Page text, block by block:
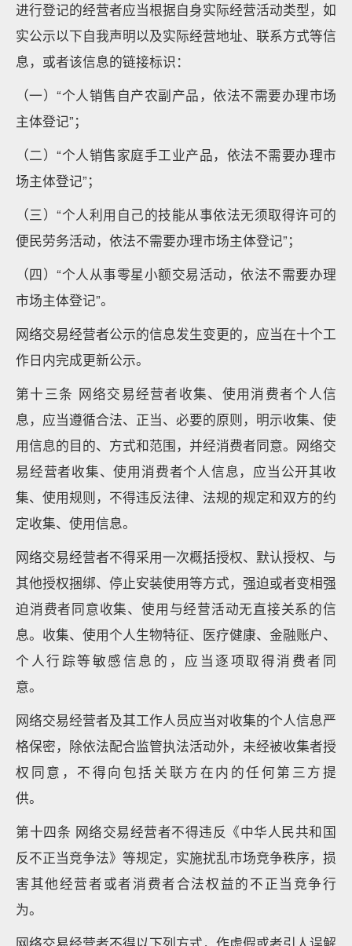
进行登记的经营者应当根据自身实际经营活动类型，如
实公示以下自我声明以及实际经营地址、联系方式等信
息，或者该信息的链接标识：
（一）“个人销售自产农副产品，依法不需要办理市场
主体登记”；
（二）“个人销售家庭手工业产品，依法不需要办理市
场主体登记”；
（三）“个人利用自己的技能从事依法无须取得许可的
便民劳务活动，依法不需要办理市场主体登记”；
（四）“个人从事零星小额交易活动，依法不需要办理
市场主体登记”。
网络交易经营者公示的信息发生变更的，应当在十个工
作日内完成更新公示。
第十三条 网络交易经营者收集、使用消费者个人信
息，应当遵循合法、正当、必要的原则，明示收集、使
用信息的目的、方式和范围，并经消费者同意。网络交
易经营者收集、使用消费者个人信息，应当公开其收
集、使用规则，不得违反法律、法规的规定和双方的约
定收集、使用信息。
网络交易经营者不得采用一次概括授权、默认授权、与
其他授权捆绑、停止安装使用等方式，强迫或者变相强
迫消费者同意收集、使用与经营活动无直接关系的信
息。收集、使用个人生物特征、医疗健康、金融账户、
个人行踪等敏感信息的，应当逐项取得消费者同
意。
网络交易经营者及其工作人员应当对收集的个人信息严
格保密，除依法配合监管执法活动外，未经被收集者授
权同意，不得向包括关联方在内的任何第三方提
供。
第十四条 网络交易经营者不得违反《中华人民共和国
反不正当竞争法》等规定，实施扰乱市场竞争秩序，损
害其他经营者或者消费者合法权益的不正当竞争行
为。